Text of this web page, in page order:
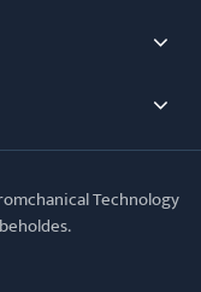
Technology